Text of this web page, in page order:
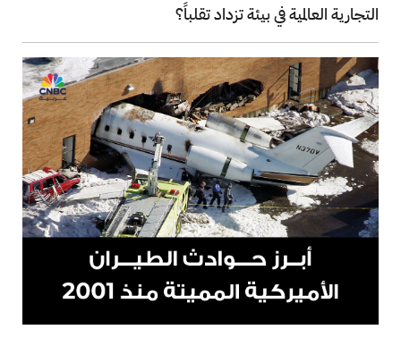
التجارية العالمية في بيئة تزداد تقلباً؟